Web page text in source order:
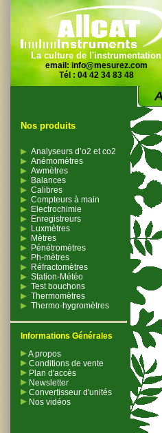
La culture de l'instrumentation
email: info@mesurez.com
Tél : 04 42 34 83 48
Nos produits
Analyseurs d’o2 et co2
Anémomètres
Awmètres
Balances
Calibres
Compteurs à main
Electrochimie
Enregistreurs
Luxmètres
Mètres
Pénétromètres
Ph-mètres
Réfractomètres
Station-Météo
Test bouchons
Thermomètres
Thermo-hygromètres
Informations Générales
A propos
Conditions de vente
Plan d'accès
Newsletter
Convertisseur d'unités
Nos vidéos